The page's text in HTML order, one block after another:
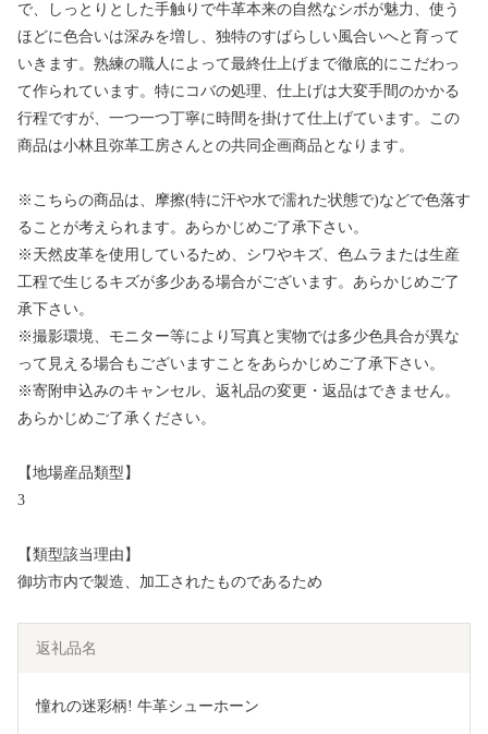
で、しっとりとした手触りで牛革本来の自然なシボが魅力、使う
ほどに色合いは深みを増し、独特のすばらしい風合いへと育って
いきます。熟練の職人によって最終仕上げまで徹底的にこだわっ
て作られています。特にコバの処理、仕上げは大変手間のかかる
行程ですが、一つ一つ丁寧に時間を掛けて仕上げています。この
商品は小林且弥革工房さんとの共同企画商品となります。
※こちらの商品は、摩擦(特に汗や水で濡れた状態で)などで色落す
ることが考えられます。あらかじめご了承下さい。
※天然皮革を使用しているため、シワやキズ、色ムラまたは生産
工程で生じるキズが多少ある場合がございます。あらかじめご了
承下さい。
※撮影環境、モニター等により写真と実物では多少色具合が異な
って見える場合もございますことをあらかじめご了承下さい。
※寄附申込みのキャンセル、返礼品の変更・返品はできません。
あらかじめご了承ください。
【地場産品類型】
3
【類型該当理由】
御坊市内で製造、加工されたものであるため
返礼品名
憧れの迷彩柄! 牛革シューホーン